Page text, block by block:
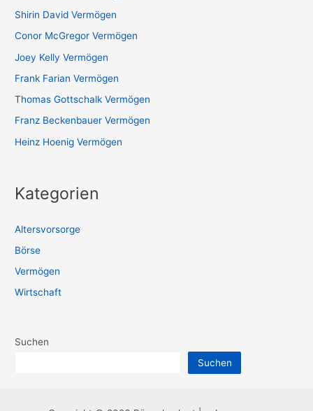
Shirin David Vermögen
Conor McGregor Vermögen
Joey Kelly Vermögen
Frank Farian Vermögen
Thomas Gottschalk Vermögen
Franz Beckenbauer Vermögen
Heinz Hoenig Vermögen
Kategorien
Altersvorsorge
Börse
Vermögen
Wirtschaft
Suchen
Suchen